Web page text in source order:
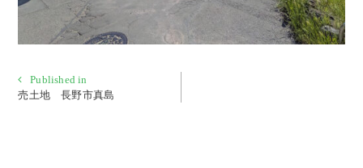
投
稿
Published in
売土地 長野市真島